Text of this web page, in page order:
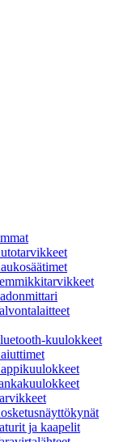
kuulokkeet
ja kaapelit